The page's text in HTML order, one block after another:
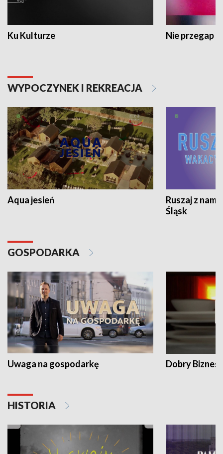
Ku Kulturze Nie przegap
WYPOCZYNEK I REKREACJA
Aqua jesień
Ruszaj z
Śląsk
GOSPODARKA
Uwaga na gospodarkę Dobry Biznes
HISTORIA